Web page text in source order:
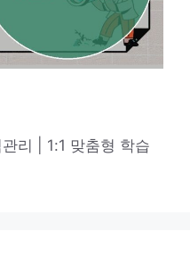
리 | 1:1 맞춤형 학습